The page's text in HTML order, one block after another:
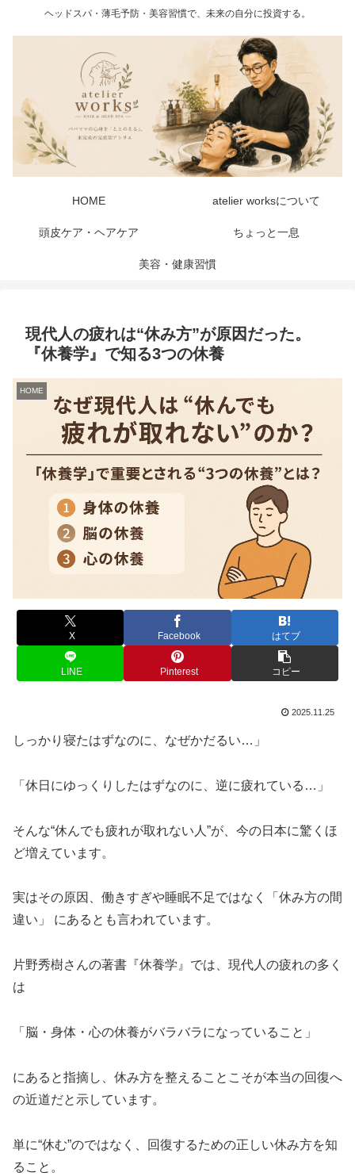
ヘッドスパ・薄毛予防・美容習慣で、未来の自分に投資する。
HOME atelier worksについて
頭皮ケア・ヘアケア ちょっと一息
美容・健康習慣
現代人の疲れは“休み方”が原因だった。
『休養学』で知る3つの休養
HOME
X Facebook はてブ
LINE Pinterest コピー
2025.11.25
しっかり寝たはずなのに、なぜかだるい…」
「休日にゆっくりしたはずなのに、逆に疲れている…」
そんな“休んでも疲れが取れない人”が、今の日本に驚くほ
ど増えています。
実はその原因、働きすぎや睡眠不足ではなく「休み方の間
違い」 にあるとも言われています。
片野秀樹さんの著書『休養学』では、現代人の疲れの多く
は
「脳・身体・心の休養がバラバラになっていること」
にあると指摘し、休み方を整えることこそが本当の回復へ
の近道だと示しています。
単に“休む”のではなく、回復するための正しい休み方を知
ること。